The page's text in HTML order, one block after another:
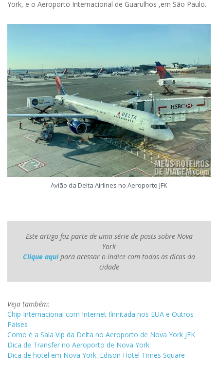
York, e o Aeroporto Internacional de Guarulhos ,em São Paulo.
Avião da Delta Airlines no Aeroporto JFK
Este artigo faz parte de uma série de posts sobre Nova
York
Clique aquipara acessar o índice com todas as dicas da
cidade
Veja também:
Chip Internacional com Internet Ilimitada nos EUA e Outros
Países
Como é a Sala Vip da Delta no Aeroporto de Nova York JFK
Dica de Transfer no Aeroporto de Nova York
Dica de hotel em Nova York: Edison Hotel Times Square